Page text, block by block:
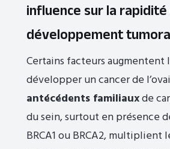
influence sur la rapidité
développement
Certains facteurs augmentent
développer un cancer de
antécédents familiauxde
du sein, surtout en présence
BRCA1 ou BRCA2, multiplient